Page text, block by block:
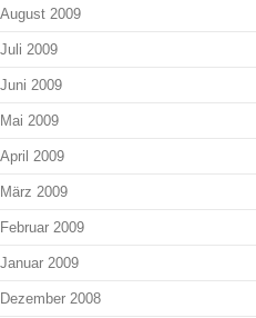
August 2009
Juli 2009
Juni 2009
Mai 2009
April 2009
März 2009
Februar 2009
Januar 2009
Dezember 2008